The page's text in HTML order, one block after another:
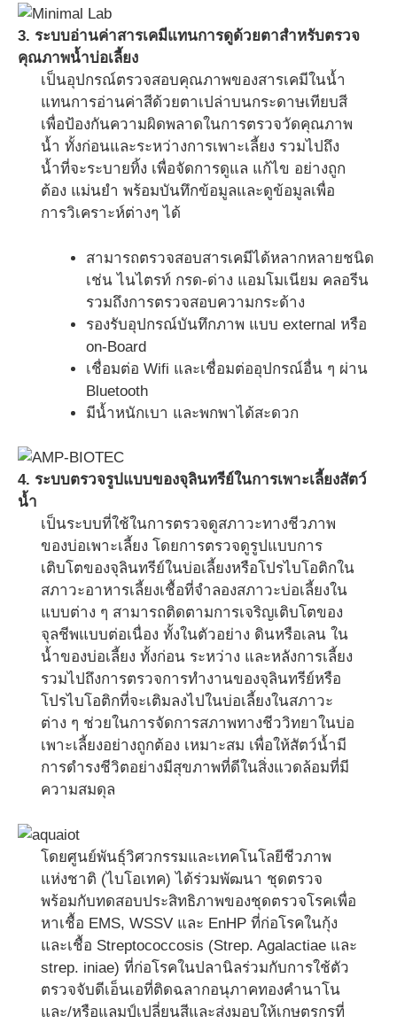
3. ระบบอ่านค่าสารเคมีแทนการดูด้วยตาสำหรับตรวจ
คุณภาพน้ำบ่อเลี้ยง
เป็นอุปกรณ์ตรวจสอบคุณภาพของสารเคมีในน้ำ
แทนการอ่านค่าสีด้วยตาเปล่าบนกระดาษเทียบสี
เพื่อป้องกันความผิดพลาดในการตรวจวัดคุณภาพ
น้ำ ทั้งก่อนและระหว่างการเพาะเลี้ยง รวมไปถึง
น้ำที่จะระบายทิ้ง เพื่อจัดการดูแล แก้ไข อย่างถูก
ต้อง แม่นยำ พร้อมบันทึกข้อมูลและดูข้อมูลเพื่อ
การวิเคราะห์ต่างๆ ได้
สามารถตรวจสอบสารเคมีได้หลากหลายชนิด
เช่น ไนไตรท์ กรด-ด่าง แอมโมเนียม คลอรีน
รวมถึงการตรวจสอบความกระด้าง
รองรับอุปกรณ์บันทึกภาพ แบบ external หรือ
on-Board
เชื่อมต่อ Wifi และเชื่อมต่ออุปกรณ์อื่น ๆ ผ่าน
Bluetooth
มีน้ำหนักเบา และพกพาได้สะดวก
4. ระบบตรวจรูปแบบของจุลินทรีย์ในการเพาะเลี้ยงสัตว์
น้ำ
เป็นระบบที่ใช้ในการตรวจดูสภาวะทางชีวภาพ
ของบ่อเพาะเลี้ยง โดยการตรวจดูรูปแบบการ
เติบโตของจุลินทรีย์ในบ่อเลี้ยงหรือโปรไบโอติกใน
สภาวะอาหารเลี้ยงเชื้อที่จำลองสภาวะบ่อเลี้ยงใน
แบบต่าง ๆ สามารถติดตามการเจริญเติบโตของ
จุลชีพแบบต่อเนื่อง ทั้งในตัวอย่าง ดินหรือเลน ใน
น้ำของบ่อเลี้ยง ทั้งก่อน ระหว่าง และหลังการเลี้ยง
รวมไปถึงการตรวจการทำงานของจุลินทรีย์หรือ
โปรไบโอติกที่จะเติมลงไปในบ่อเลี้ยงในสภาวะ
ต่าง ๆ ช่วยในการจัดการสภาพทางชีววิทยาในบ่อ
เพาะเลี้ยงอย่างถูกต้อง เหมาะสม เพื่อให้สัตว์น้ำมี
การดำรงชีวิตอย่างมีสุขภาพที่ดีในสิ่งแวดล้อมที่มี
ความสมดุล
โดยศูนย์พันธุ์วิศวกรรมและเทคโนโลยีชีวภาพ
แห่งชาติ (ไบโอเทค) ได้ร่วมพัฒนา ชุดตรวจ
พร้อมกับทดสอบประสิทธิภาพของชุดตรวจโรคเพื่อ
หาเชื้อ EMS, WSSV และ EnHP ที่ก่อโรคในกุ้ง
และเชื้อ Streptococcosis (Strep. Agalactiae และ
strep. iniae) ที่ก่อโรคในปลานิลร่วมกับการใช้ตัว
ตรวจจับดีเอ็นเอที่ติดฉลากอนุภาคทองคำนาโน
และ/หรือแลมป์เปลี่ยนสีและส่งมอบให้เกษตรกรที่